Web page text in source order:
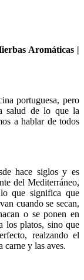
Aromáticas |
portuguesa, pero
salud de lo que la
a hablar de todos
hace siglos y es
del Mediterráneo,
que significa que
cuando se secan,
o se ponen en
los platos, sino que
realzando el
carne y las aves.